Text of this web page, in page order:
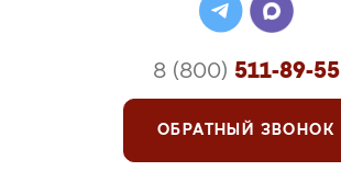
8 (800) 511-89-55
ОБРАТНЫЙ ЗВОНОК